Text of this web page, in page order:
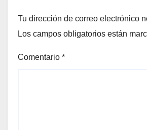
Tu dirección de correo electrónico
Los campos obligatorios están
Comentario *